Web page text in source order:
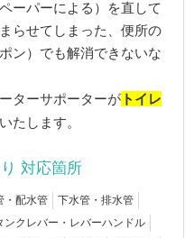
ーパーによる）を直して
らせてしまった、便所の
ン）でも解消できないな
ターサポーターが トイレ
たします。
対応箇所
・配水管
下水管・排水管
ンクレバー・レバーハンドル